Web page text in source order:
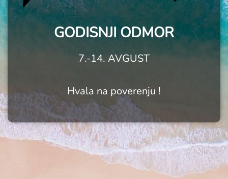
GODISNJI ODMOR
7.-14. AVGUST
Hvala na poverenju !